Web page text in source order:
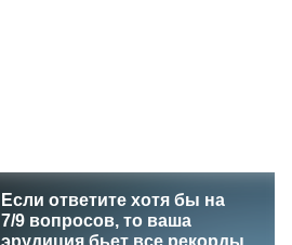
Если ответите хотя бы на
7/9 вопросов, то ваша
эрудиция бьет все рекорды